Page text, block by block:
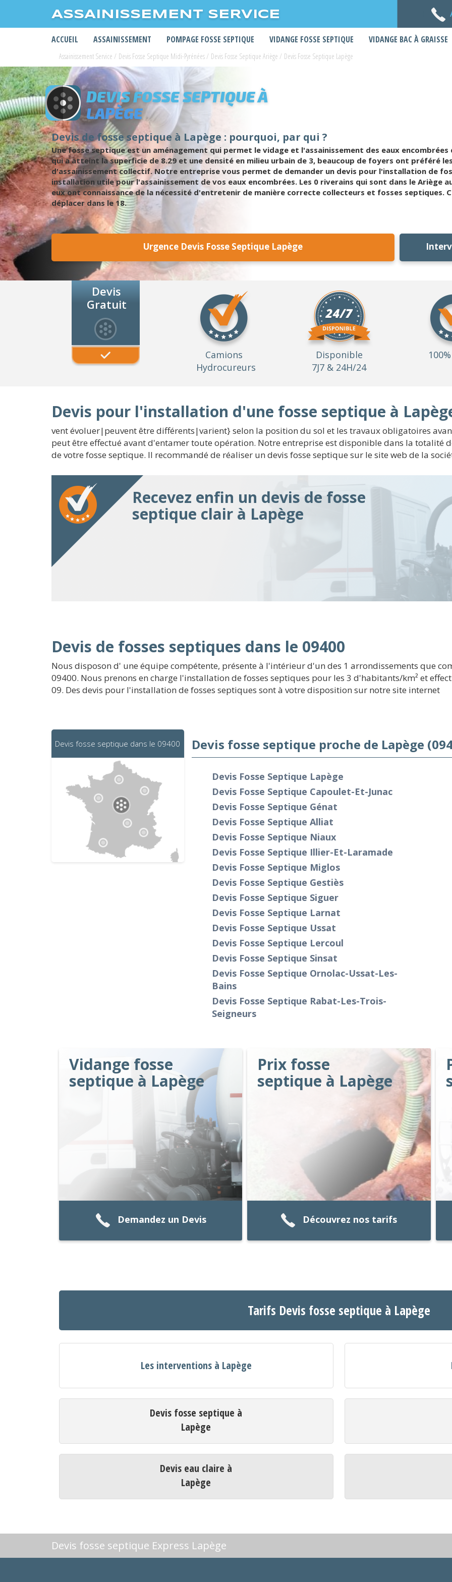
ASSAINISSEMENT SERVICE
ACCUEIL ASSAINISSEMENT POMPAGE FOSSE SEPTIQUE VIDANGE FOSSE SEPTIQUE VIDANGE BAC À GRAISSE
Assainissement Service / Devis Fosse Septique Midi-Pyrénées/ Devis Fosse Septique Ariège / Devis Fosse Septique Lapège
DEVIS FOSSE SEPTIQUE À
LAPÈGE
Devis de fosse septique à Lapège : pourquoi, par qui ?
Une fosse septique est un aménagement qui permet le vidage et l'assainissement des eaux encombrées
qui a atteint la superficie de 8.29 et une densité en milieu urbain de 3, beaucoup de foyers ont préféré
d'assainissement collectif. Notre entreprise vous permet de demander un devis pour l'installation de
installation utile pour l'assainissement de vos eaux encombrées. Les 0 riverains qui sont dans le Ariège
eux ont connaissance de la nécessité d'entretenir de manière correcte collecteurs et fosses septiques.
déplacer dans le 18.
Urgence Devis Fosse Septique Lapège
Devis
Gratuit
Camions
Hydrocureurs
Disponible
7J7 & 24H/24
Devis pour l'installation d'une fosse septique à
vent évoluer|peuvent être différents|varient} selon la position du sol et les travaux obligatoires
peut être effectué avant d'entamer toute opération. Notre entreprise est disponible dans la totalité
de votre fosse septique. Il recommandé de réaliser un devis fosse septique sur le site web de la
Recevez enfin un devis de fosse
septique clair à Lapège
Devis de fosses septiques dans le 09400
Nous disposon d' une équipe compétente, présente à l'intérieur d'un des 1 arrondissements que
09400. Nous prenons en charge l'installation de fosses septiques pour les 3 d'habitants/km² et
09. Des devis pour l'installation de fosses septiques sont à votre disposition sur notre site internet
Devis fosse septique dans le 09400 Devis fosse septique proche de Lapège
Devis Fosse Septique Lapège
Devis Fosse Septique Capoulet-Et-Junac
Devis Fosse Septique Génat
Devis Fosse Septique Alliat
Devis Fosse Septique Niaux
Devis Fosse Septique Illier-Et-Laramade
Devis Fosse Septique Miglos
Devis Fosse Septique Gestiès
Devis Fosse Septique Siguer
Devis Fosse Septique Larnat
Devis Fosse Septique Ussat
Devis Fosse Septique Lercoul
Devis Fosse Septique Sinsat
Devis Fosse Septique Ornolac-Ussat-Les-
Bains
Devis Fosse Septique Rabat-Les-Trois-
Seigneurs
Vidange fosse
septique à Lapège
Demandez un Devis
Prix fosse
septique à Lapège
Découvrez nos tarifs
Tarifs Devis fosse septique à Lapège
Les interventions à Lapège
Devis fosse septique à
Lapège
Devis eau claire à
Lapège
Devis fosse septique Express Lapège